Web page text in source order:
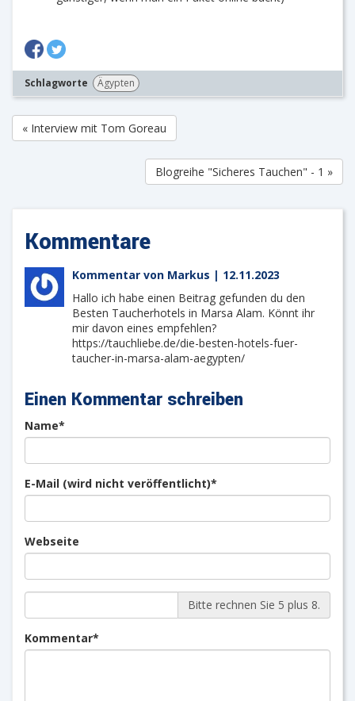
Schlagworte Ägypten
« Interview mit Tom Goreau
Blogreihe "Sicheres Tauchen" - 1 »
Kommentare
Kommentar von Markus | 12.11.2023
Hallo ich habe einen Beitrag gefunden du den
Besten Taucherhotels in Marsa Alam. Könnt ihr
mir davon eines empfehlen?
https://tauchliebe.de/die-besten-hotels-fuer-
taucher-in-marsa-alam-aegypten/
Einen Kommentar schreiben
NamePflichtfeld
*
E-Mail (wird nicht veröffentlicht)Pflichtfeld
*
Webseite
Bitte rechnen Sie 5 plus 8.
KommentarPflichtfeld
*